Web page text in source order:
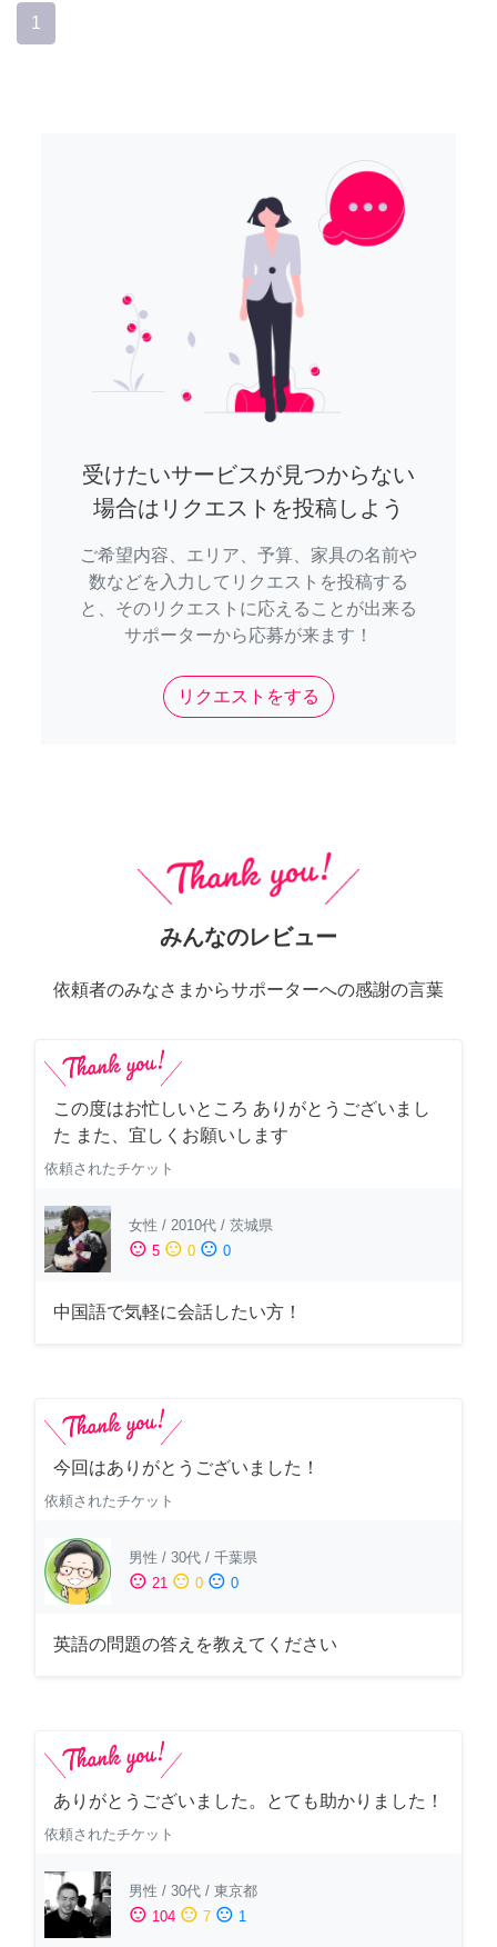
1
受けたいサービスが見つからない
場合はリクエストを投稿しよう
ご希望内容、エリア、予算、家具の名前や
数などを入力してリクエストを投稿する
と、そのリクエストに応えることが出来る
サポーターから応募が来ます！
リクエストをする
みんなのレビュー
依頼者のみなさまからサポーターへの感謝の言葉
この度はお忙しいところ ありがとうございまし
た また、宜しくお願いします
依頼されたチケット
女性 / 2010代 / 茨城県
sentiment_satisfied 5 sentiment_neutral 0 sentiment_dissatisfied 0
中国語で気軽に会話したい方！
今回はありがとうございました！
依頼されたチケット
男性 / 30代 / 千葉県
sentiment_satisfied 21 sentiment_neutral 0 sentiment_dissatisfied 0
英語の問題の答えを教えてください
ありがとうございました。とても助かりました！
依頼されたチケット
男性 / 30代 / 東京都
sentiment_satisfied 104 sentiment_neutral 7 sentiment_dissatisfied 1